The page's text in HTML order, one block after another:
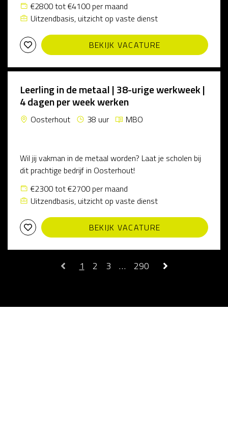
€2800 tot €4100 per maand
Uitzendbasis, uitzicht op vaste dienst
BEKIJK VACATURE
Leerling in de metaal | 38-urige werkweek |
4 dagen per week werken
Oosterhout 38 uur MBO
Wil jij vakman in de metaal worden? Laat je scholen bij
dit prachtige bedrijf in Oosterhout!
€2300 tot €2700 per maand
Uitzendbasis, uitzicht op vaste dienst
BEKIJK VACATURE
1 2 3 … 290